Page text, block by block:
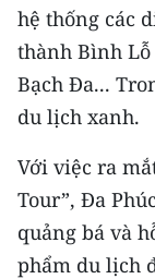
Chuyên trang
Chuyên trang
CHUYÊN ĐỀ
CÁC CHUYÊN
VỀ BÁO NHÂN
hệ thống các
thành Bình
Bạch Đa...
du lịch xanh.
Với việc ra
Tour”, Đa
quảng bá và
phẩm du lịch